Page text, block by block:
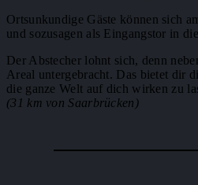
Ortsunkundige Gäste können sich
und sozusagen als Eingangstor in
Der Abstecher lohnt sich, denn
Areal untergebracht. Das bietet dir
die ganze Welt auf dich wirken zu
(31 km von Saarbrücken)